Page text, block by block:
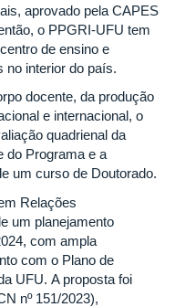
aprovado pela CAPES
o PPGRI-UFU tem
de ensino e
no interior do país.
docente, da produção
e internacional, o
quadrienal da
do Programa e a
um curso de Doutorado.
Relações
um planejamento
com ampla
com o Plano de
UFU. A proposta foi
nº 151/2023),